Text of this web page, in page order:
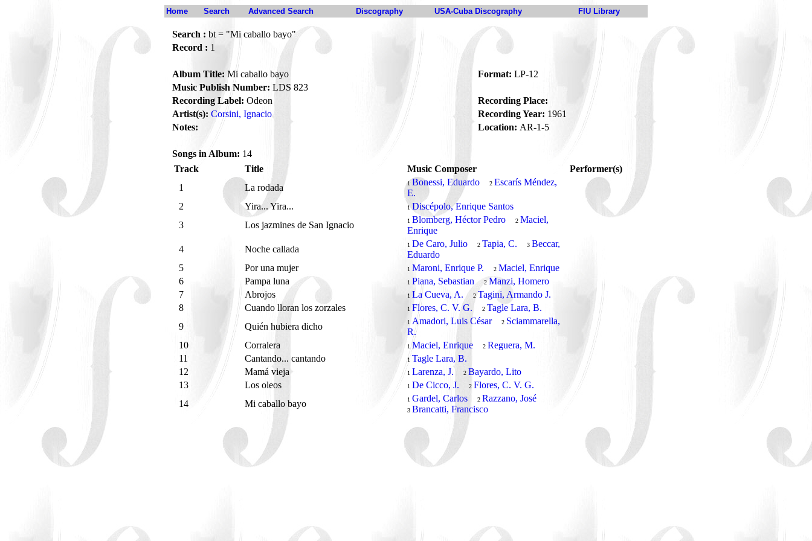
Home Search Advanced Search Discography USA-Cuba Discography FIU Library
Search : bt = "Mi caballo bayo"
Record : 1
Album Title: Mi caballo bayo Format: LP-12
Music Publish Number: LDS 823
Recording Label: Odeon
Recording Place:
Artist(s): Corsini, Ignacio Recording Year: 1961
Notes:
Location: AR-1-5
Songs in Album: 14
Track
Title Music Composer
Performer(s)
1
La rodada 1 Bonessi, Eduardo 2 Escarís Méndez,
E.
2
Yira... Yira... 1Discépolo, Enrique Santos
3
Los jazmines de San Ignacio 1 Blomberg, Héctor Pedro 2 Maciel,
Enrique
4
Noche callada 1 De Caro, Julio 2 Tapia, C. 3 Beccar,
Eduardo
5
Por una mujer 1 Maroni, Enrique P. 2 Maciel, Enrique
6
Pampa luna 1 Piana, Sebastian 2 Manzi, Homero
7
Abrojos 1 La Cueva, A. 2 Tagini, Armando J.
8
Cuando lloran los zorzales 1 Flores, C. V. G. 2 Tagle Lara, B.
9
Quién hubiera dicho 1 Amadori, Luis César 2 Sciammarella,
R.
10
Corralera 1 Maciel, Enrique 2 Reguera, M.
11
Cantando... cantando 1 Tagle Lara, B.
12
Mamá vieja 1 Larenza, J. 2 Bayardo, Lito
13
Los oleos 1 De Cicco, J. 2 Flores, C. V. G.
14
Mi caballo bayo 1 Gardel, Carlos 2 Razzano, José
3 Brancatti, Francisco